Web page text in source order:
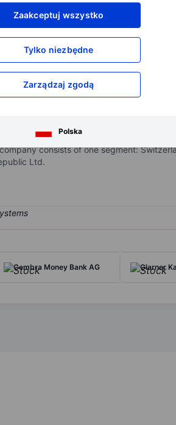
Zaakceptuj wszystko
Tylko niezbędne
Zarządzaj zgodą
Polska
XXXXXXX
XXXXXXX
XXXXXXX
XXXXXXX
kontoaby uzyskać dostęp do większej
business activities of
TV) and the sale of mobile
consists of one segment:
Ltd.
Cembra Money Bank AG Glarner